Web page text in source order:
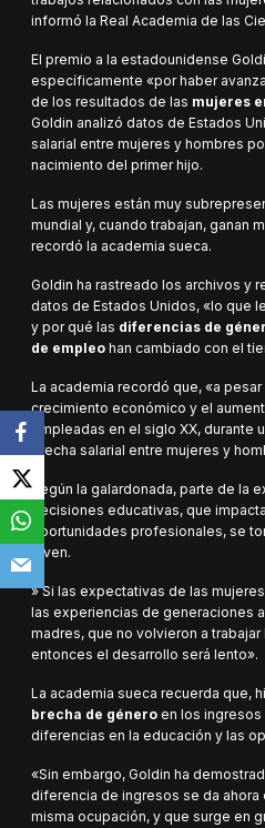
informó la Real Academia de las
El premio a la estadounidense
específicamente «por haber
de los resultados de las mujeres
Goldin analizó datos de Estados
salarial entre mujeres y hombres
nacimiento del primer hijo.
Las mujeres están muy
mundial y, cuando trabajan, ganan
recordó la academia sueca.
Goldin ha rastreado los archivos y
datos de Estados Unidos, «lo que
y por qué las diferencias de
de empleo han cambiado con el
La academia recordó que, «a
crecimiento económico y el
empleadas en el siglo XX,
brecha salarial entre mujeres y
Según la galardonada, parte de la
decisiones educativas, que
oportunidades profesionales, se
joven.
» Si las expectativas de las
las experiencias de generaciones
madres, que no volvieron a
entonces el desarrollo será lento».
La academia sueca recuerda que,
brecha de género en los
diferencias en la educación y las
«Sin embargo, Goldin ha
diferencia de ingresos se da ahora
misma ocupación, y que surge en